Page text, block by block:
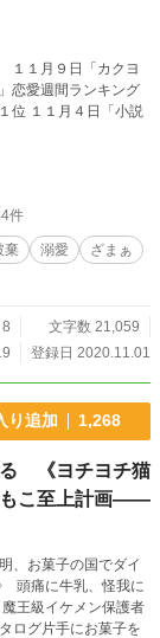
１１月９日「カクヨ
恋愛週間ランキング
位 １１月４日「小説
件
棄 溺愛
ざまぁ
文字数 21,059
登録日 2020.11.01
り追加 1,268
る 《ヨチヨチ猫
こ至上計画――
、お菓子の国でダイ
王級イケメン保護者
ログ片手にお菓子を